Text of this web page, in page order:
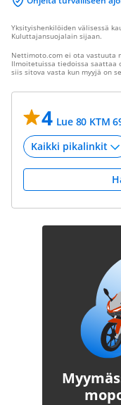
Yksityishenkilöiden välisessä
Kuluttajansuojalain sijaan.
Nettimoto.com ei ota vastuuta
Ilmoitetuissa tiedoissa
siis sitova vasta kun myyjä on
4 Lue 80 KTM